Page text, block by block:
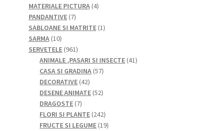
produse
MATERIALE PICTURA 44
PANDANTIVE 77
produse
SABLOANE SI MATRITE 11
SARMA 1010
produse
SERVETELE 961961
de
produse
ANIMALE ,PASARI SI INSECTE 4141
CASA SI GRADINA 5757
produse
DECORATIVE 4242
de
DESENE ANIMATE 5252
produse
DRAGOSTE 77
produse
FLORI SI PLANTE 242242
de
FRUCTE SI LEGUME 1919